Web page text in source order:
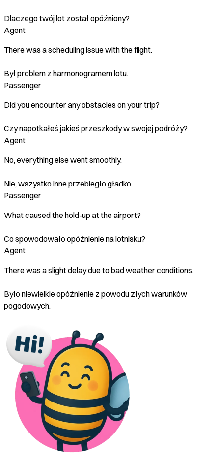
Dlaczego twój lot został opóźniony?
Agent
There was a scheduling issue with the flight.
Był problem z harmonogramem lotu.
Passenger
Did you encounter any obstacles on your trip?
Czy napotkałeś jakieś przeszkody w swojej podróży?
Agent
No, everything else went smoothly.
Nie, wszystko inne przebiegło gładko.
Passenger
What caused the hold-up at the airport?
Co spowodowało opóźnienie na lotnisku?
Agent
There was a slight delay due to bad weather conditions.
Było niewielkie opóźnienie z powodu złych warunków
pogodowych.